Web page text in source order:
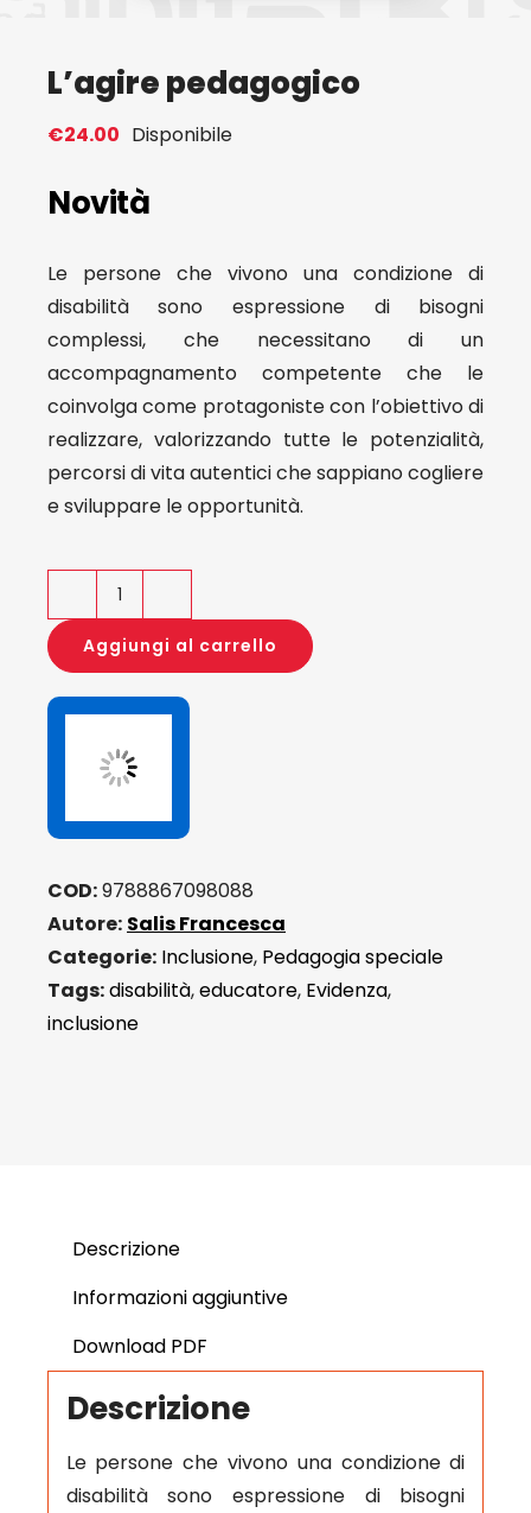
L’agire pedagogico
€24.00 Disponibile
Novità
Le persone che vivono una condizione di
disabilità sono espressione di bisogni
complessi, che necessitano di un
accompagnamento competente che le
coinvolga come protagoniste con l’obiettivo di
realizzare, valorizzando tutte le potenzialità,
percorsi di vita autentici che sappiano cogliere
e sviluppare le opportunità.
L'agire
pedagogico
quantità
Aggiungi al carrello
COD:9788867098088
Autore: Salis Francesca
Categorie: Inclusione, Pedagogia speciale
Tags:disabilità,educatore, Evidenza,
inclusione
Descrizione
Informazioni aggiuntive
Download PDF
Descrizione
Le persone che vivono una condizione di
disabilità sono espressione di bisogni